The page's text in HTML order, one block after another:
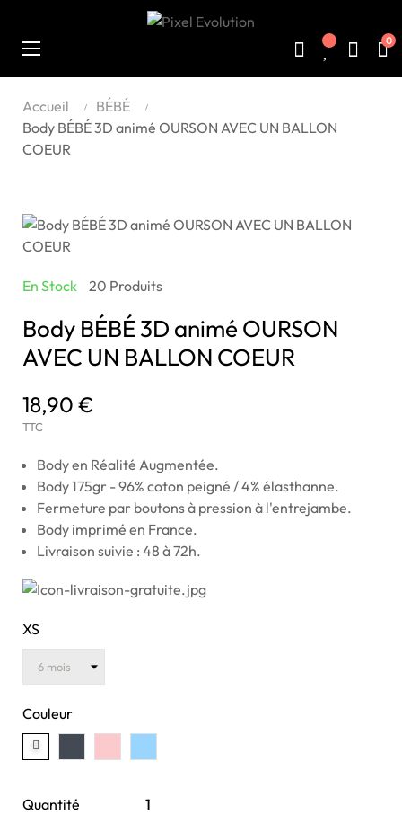
Basculer
☰ 0
Accueil
BÉBÉ
Body BÉBÉ 3D animé OURSON AVEC UN BALLON
COEUR
En Stock 20 Produits
Body BÉBÉ 3D animé OURSON
AVEC UN BALLON COEUR
18,90 €
TTC
Body en Réalité Augmentée.
Body 175gr - 96% coton peigné / 4% élasthanne.
Fermeture par boutons à pression à l'entrejambe.
Body imprimé en France.
Livraison suivie : 48 à 72h.
XS
Couleur
Quantité